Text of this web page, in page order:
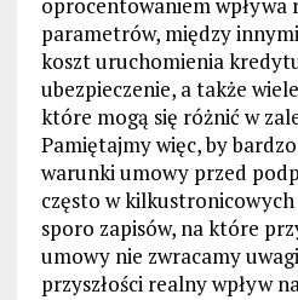
oprocentowaniem wpływa
parametrów, między
koszt uruchomienia
ubezpieczenie, a także
które mogą się różnić w
Pamiętajmy więc, by
warunki umowy przed
często w
sporo zapisów, na które
umowy nie zwracamy
przyszłości realny wpływ